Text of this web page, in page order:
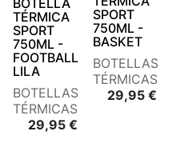
Precio
TÉRMICA
SPORT
750ML -
FOOTBALL
LILA
BOTELLAS
TÉRMICAS
29,95 €Precio
SPORT
750ML -
BASKET
BOTELLAS
TÉRMICAS
29,95 €